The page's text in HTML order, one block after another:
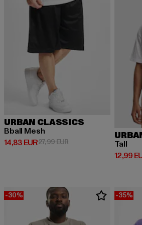
URBAN CLASSICS
Bball Mesh
14,83 EUR
Derzeitiger Preis: 14,83 EUR
27,99 EURAktionspreis: 27,99 EUR
Tall
12,99
-30% -35%